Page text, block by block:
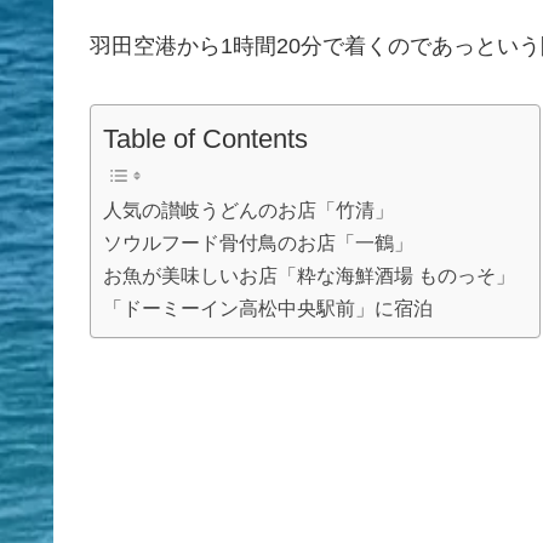
羽田空港から1時間20分で着くのであっという
Table of Contents
人気の讃岐うどんのお店「竹清」
ソウルフード骨付鳥のお店「一鶴」
お魚が美味しいお店「粋な海鮮酒場 ものっそ」
「ドーミーイン高松中央駅前」に宿泊